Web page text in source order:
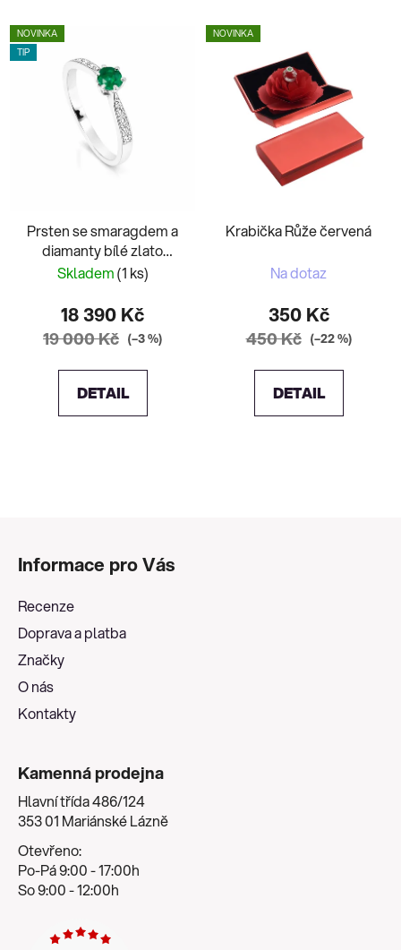
NOVINKA
TIP
Prsten se smaragdem a
diamanty bílé zlato
Media
Skladem(1 ks)
18 390 Kč
19 000 Kč (–3 %)
DETAIL
NOVINKA
Krabička Růže červená
Na dotaz
350 Kč
450 Kč (–22 %)
DETAIL
Informace pro Vás
Recenze
Doprava a platba
Značky
O nás
Kontakty
Kamenná prodejna
Hlavní třída 486/124
353 01 Mariánské Lázně
Otevřeno:
Po-Pá 9:00 - 17:00h
So 9:00 - 12:00h